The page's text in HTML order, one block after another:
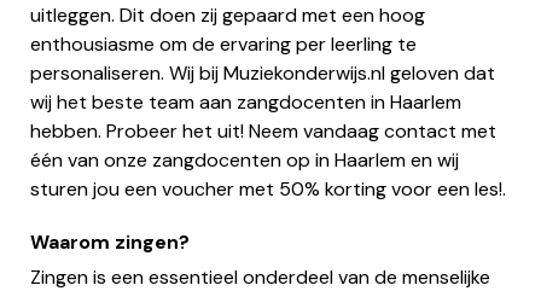
uitleggen. Dit doen zij gepaard met een hoog
enthousiasme om de ervaring per leerling te
personaliseren. Wij bij Muziekonderwijs.nl geloven dat
wij het beste team aan zangdocenten in Haarlem
hebben. Probeer het uit! Neem vandaag contact met
één van onze zangdocenten op in Haarlem en wij
sturen jou een voucher met 50% korting voor een les!.
Waarom zingen?
Zingen is een essentieel onderdeel van de menselijke